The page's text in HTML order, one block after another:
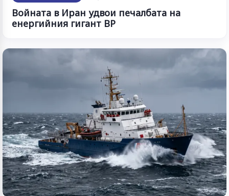
Войната в Иран удвои печалбата на
енергийния гигант BP